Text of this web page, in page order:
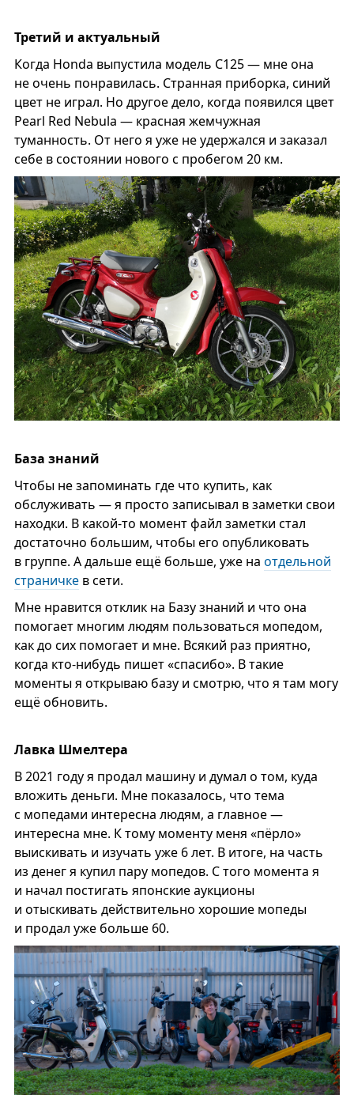
Третий и актуальный
Когда Honda выпустила модель С125 — мне она
не очень понравилась. Странная приборка, синий
цвет не играл. Но другое дело, когда появился цвет
Pearl Red Nebula — красная жемчужная
туманность. От него я уже не удержался и заказал
себе в состоянии нового с пробегом 20 км.
База знаний
Чтобы не запоминать где что купить, как
обслуживать — я просто записывал в заметки свои
находки. В какой-то момент файл заметки стал
достаточно большим, чтобы его опубликовать
в группе. А дальше ещё больше, уже на отдельной
страничкев сети.
Мне нравится отклик на Базу знаний и что она
помогает многим людям пользоваться мопедом,
как до сих помогает и мне. Всякий раз приятно,
когда кто-нибудь пишет «спасибо». В такие
моменты я открываю базу и смотрю, что я там могу
ещё обновить.
Лавка Шмелтера
В 2021 году я продал машину и думал о том, куда
вложить деньги. Мне показалось, что тема
с мопедами интересна людям, а главное —
интересна мне. К тому моменту меня «пёрло»
выискивать и изучать уже 6 лет. В итоге, на часть
из денег я купил пару мопедов. С того момента я
и начал постигать японские аукционы
и отыскивать действительно хорошие мопеды
и продал уже больше 60.